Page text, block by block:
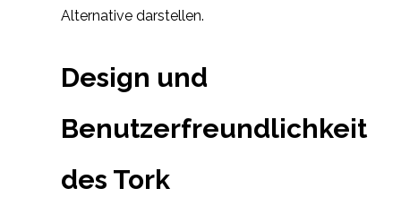
Alternative darstellen.
Design und
Benutzerfreundlichkeit
des Tork